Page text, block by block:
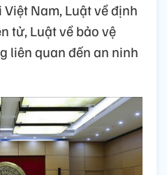
Nam, Luật về định
tử, Luật về bảo vệ
liên quan đến an ninh